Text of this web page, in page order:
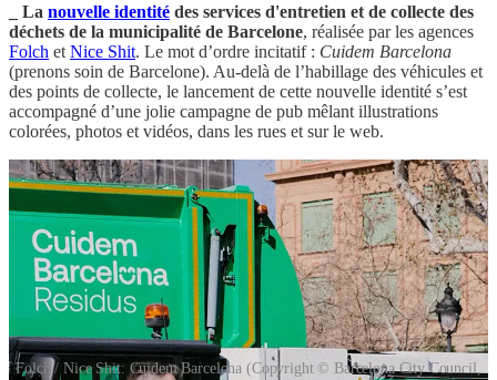
_ La nouvelle identité des services d'entretien et de collecte des
déchets de la municipalité de Barcelone, réalisée par les agences
Folch et Nice Shit. Le mot d’ordre incitatif : Cuidem Barcelona
(prenons soin de Barcelone). Au-delà de l’habillage des véhicules et
des points de collecte, le lancement de cette nouvelle identité s’est
accompagné d’une jolie campagne de pub mêlant illustrations
colorées, photos et vidéos, dans les rues et sur le web.
Folch / Nice Shit: Cuidem Barcelona (Copyright © Barcelona City Council,